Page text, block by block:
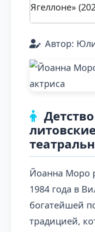
Ягеллоне»
Автор:
Йоанна Моро
1984 года в
богатейшей
традицией,